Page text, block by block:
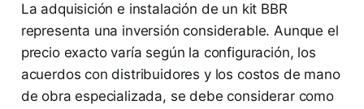
La adquisición e instalación de un kit BBR
representa una inversión considerable. Aunque el
precio exacto varía según la configuración, los
acuerdos con distribuidores y los costos de mano
de obra especializada, se debe considerar como